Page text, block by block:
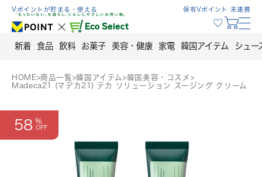
Skip
content
Vポイントが貯まる・使える 保有Vポイント 未連携
新着 食品 飲料 お菓子 美容・健康 家電 韓国アイテム シュー
HOME>商品一覧>韓国アイテム>韓国美容・コスメ >
Madeca21 (マデカ21) テカ ソリューション スージング クリーム
58